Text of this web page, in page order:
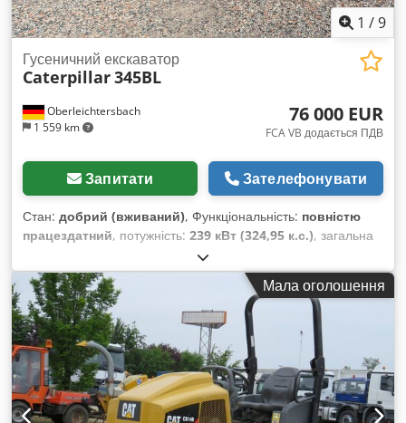
1 /9
Oberleichtersbach
1 559 km
Гусеничний екскаватор
Caterpillar345BL
76 000 EUR
FCA VB додається ПДВ
Запитати Зателефонувати
Стан: добрий (вживаний), Функціональність: повністю
працездатний, потужність: 239 кВт (324,95 к.с.), загальна
, Рік виготовлення:
h, номер машини/транспортного засобу:CCC00513, 239 кВт
Вага: 50,5 т Двигун повністю відремонтований приблизно за
40 000 євро Підвіска у стані нової на суму близько 20 000
євро Ширина гусениці: 600 мм Нове ущільнення циліндра
Codpjlhqhmefx Ahierf
Мала оголошення